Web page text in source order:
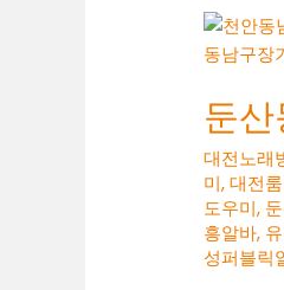
둔
대전노래
미,대전
도우미,
흥알바,
성퍼블릭